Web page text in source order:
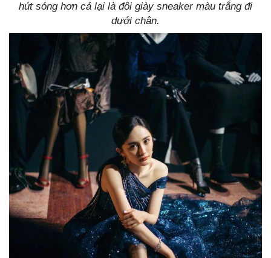
hút sóng hơn cả lại là đôi giày sneaker màu trắng đi
dưới chân.